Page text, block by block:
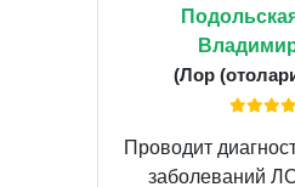
(Лор
Проводит
заболеваний